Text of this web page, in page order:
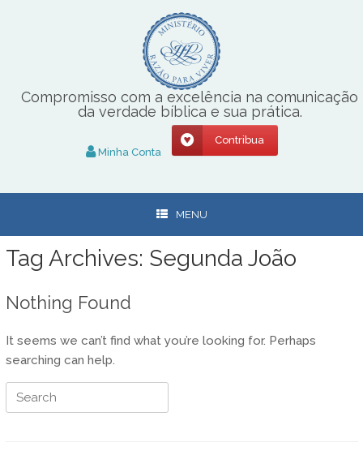
Compromisso com a excelência na comunicação
da verdade bíblica e sua prática.
Minha Conta
Contribua
MENU
Tag Archives: Segunda João
Nothing Found
It seems we can’t find what you’re looking for. Perhaps
searching can help.
Search
for: